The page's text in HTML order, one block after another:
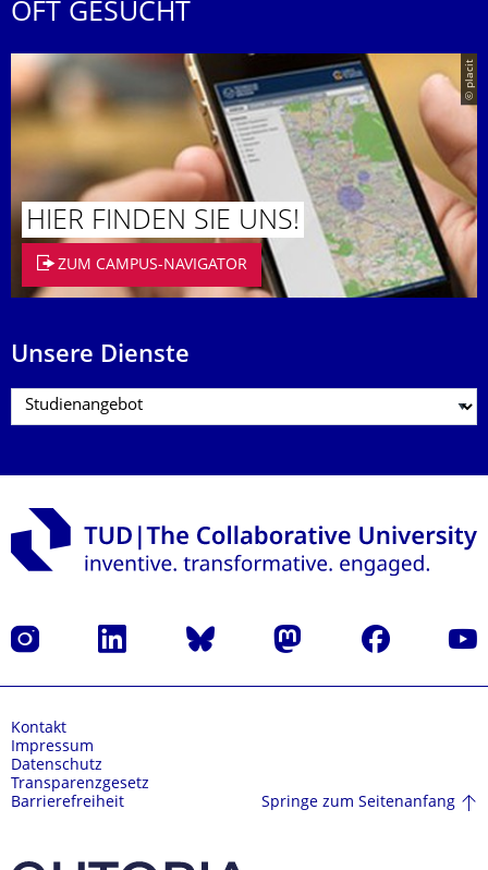
OFT GESUCHT
© placit
HIER FINDEN SIE UNS!
ZUM CAMPUS-NAVIGATOR
Unsere Dienste
Instagram LinkedIn Bluesky Mastodon Facebook
Kontakt
Impressum
Datenschutz
Transparenzgesetz
Barrierefreiheit
Springe zum Seitenanfang